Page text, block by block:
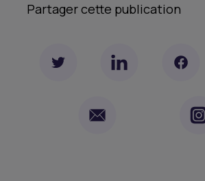
Partager cette publication